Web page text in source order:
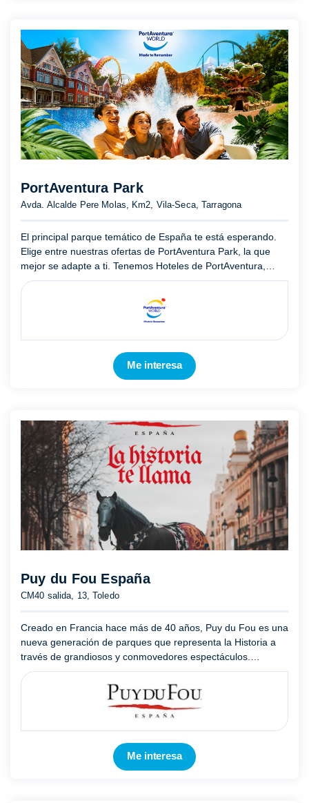
PortAventura Park
Avda. Alcalde Pere Molas, Km2, Vila-Seca, Tarragona
El principal parque temático de España te está esperando.
Elige entre nuestras ofertas de PortAventura Park, la que
mejor se adapte a ti. Tenemos Hoteles de PortAventura,
entradas al Costa Caribe Aquatic Park y Entradas con
Me interesa
Puy du Fou España
CM40 salida, 13, Toledo
Creado en Francia hace más de 40 años, Puy du Fou es una
nueva generación de parques que representa la Historia a
través de grandiosos y conmovedores espectáculos.
Ubicado en el corazón de los montes de Toledo, el visitante
Mostrar más
Me interesa